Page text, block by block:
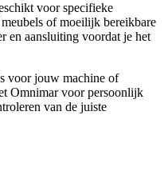
voor specifieke
of moeilijk bereikbare
en aansluiting voordat je het
voor jouw machine of
Omnimar voor persoonlijk
van de juiste